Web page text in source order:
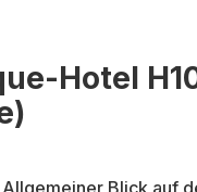
Hotel